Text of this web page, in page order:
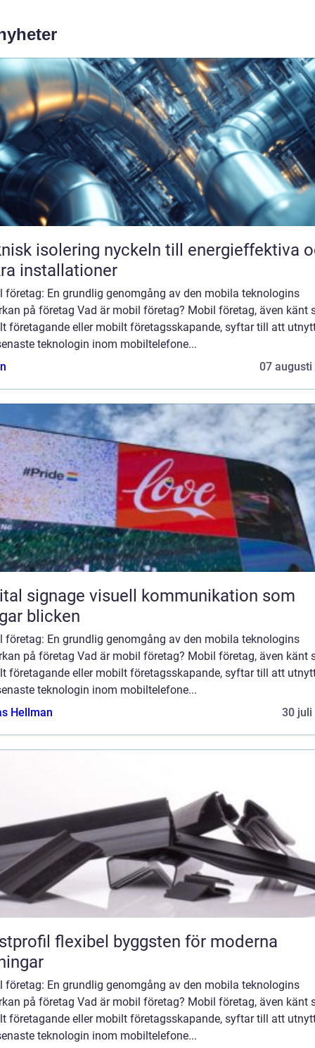
nyckeln till energieffektiva och
installationer
företag: En grundlig genomgång av den mobila teknologins
på företag Vad är mobil företag? Mobil företag, även känt
företagande eller mobilt företagsskapande, syftar till att
teknologin inom mobiltelefone...
07 augusti
visuell kommunikation som
blicken
företag: En grundlig genomgång av den mobila teknologins
på företag Vad är mobil företag? Mobil företag, även känt
företagande eller mobilt företagsskapande, syftar till att
teknologin inom mobiltelefone...
Hellman
30 juli
byggsten för moderna
företag: En grundlig genomgång av den mobila teknologins
på företag Vad är mobil företag? Mobil företag, även känt
företagande eller mobilt företagsskapande, syftar till att
teknologin inom mobiltelefone...